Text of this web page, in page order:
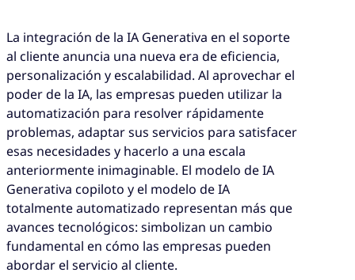
La integración de la IA Generativa en el soporte
al cliente anuncia una nueva era de eficiencia,
personalización y escalabilidad. Al aprovechar el
poder de la IA, las empresas pueden utilizar la
automatización para resolver rápidamente
problemas, adaptar sus servicios para satisfacer
esas necesidades y hacerlo a una escala
anteriormente inimaginable. El modelo de IA
Generativa copiloto y el modelo de IA
totalmente automatizado representan más que
avances tecnológicos: simbolizan un cambio
fundamental en cómo las empresas pueden
abordar el servicio al cliente.